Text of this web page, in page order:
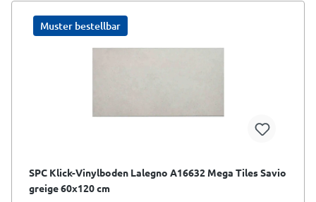
Muster bestellbar
SPC Klick-Vinylboden Lalegno A16632 Mega Tiles Savio
greige 60x120 cm